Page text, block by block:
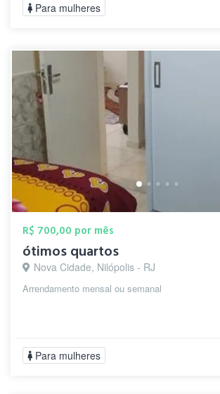
Para mulheres
R$ 700,00 por mês
ótimos quartos
Nova Cidade, Nilópolis - RJ
Arrendamento mensal ou semanal
Para mulheres